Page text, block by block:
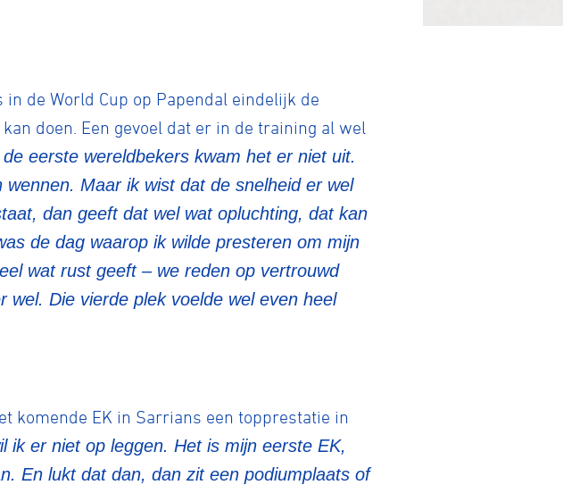
de World Cup op Papendal eindelijk de
doen. Een gevoel dat er in de training al wel
eerste wereldbekers kwam het er niet uit.
Maar ik wist dat de snelheid er wel
dan geeft dat wel wat opluchting, dat kan
de dag waarop ik wilde presteren om mijn
wat rust geeft – we reden op vertrouwd
wel. Die vierde plek voelde wel even heel
komende EK in Sarrians een topprestatie in
ik er niet op leggen. Het is mijn eerste EK,
En lukt dat dan, dan zit een podiumplaats of
ID-Cycling
Strandrace
Gravel
Fixed gear